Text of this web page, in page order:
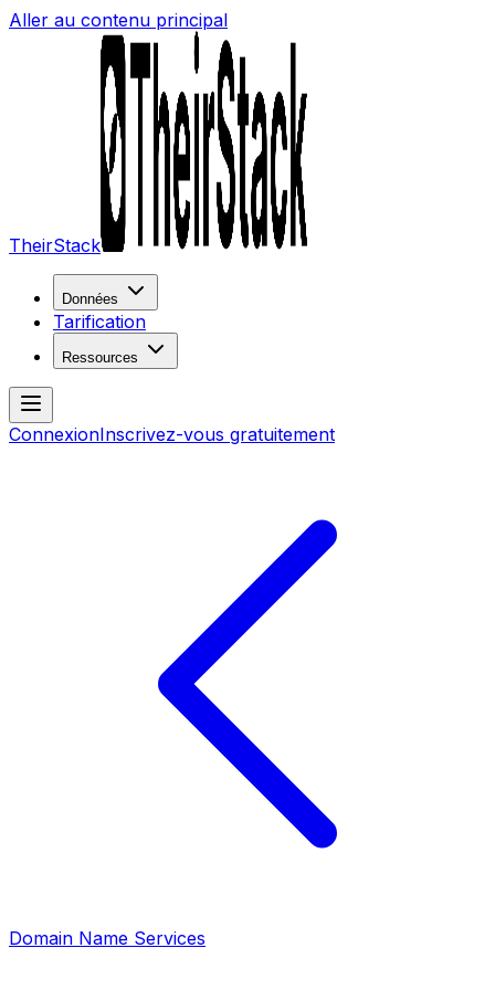
Aller au contenu principal
TheirStack
Données
Tarification
Ressources
ConnexionInscrivez-vous gratuitement
Domain Name Services